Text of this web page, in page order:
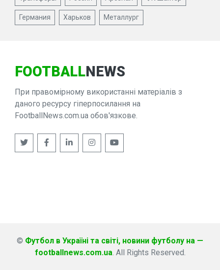
Германия Харьков Металлург
FOOTBALLNEWS
При правомірному використанні матеріалів з
даного ресурсу гіперпосилання на
FootballNews.com.ua обов'язкове.
© Футбол в Україні та світі, новини футболу на —
footballnews.com.ua. All Rights Reserved.